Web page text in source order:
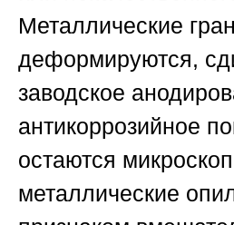
Металлические
деформируются,
заводское
антикоррозийное
остаются
металлические